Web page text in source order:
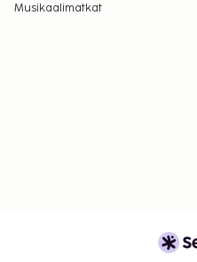
Musikaalimatkat